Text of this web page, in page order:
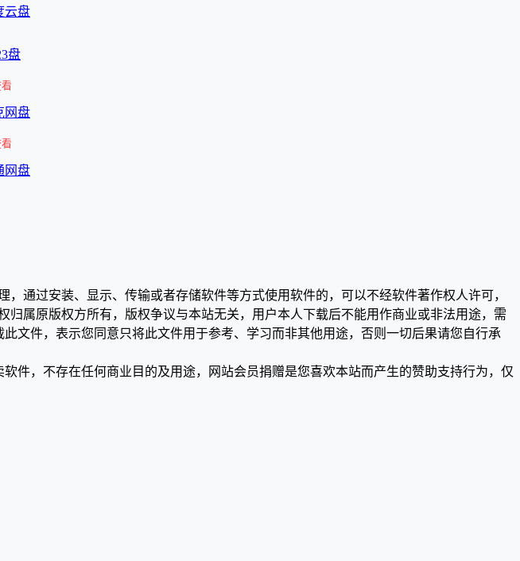
云盘
盘
网盘
网盘
通过安装、显示、传输或者存储软件等方式使用软件的，可以不经软件著作权人许可，
属原版权方所有，版权争议与本站无关，用户本人下载后不能用作商业或非法用途，需
文件，表示您同意只将此文件用于参考、学习而非其他用途，否则一切后果请您自行承
件，不存在任何商业目的及用途，网站会员捐赠是您喜欢本站而产生的赞助支持行为，仅